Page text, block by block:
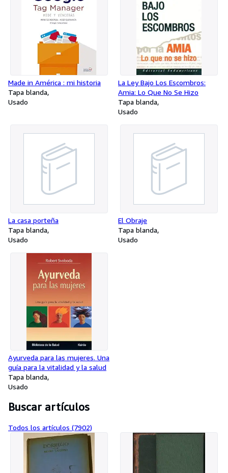
Made in América : mi historia
Tapa blanda
Usado
La Ley Bajo Los Escombros:
Amia: Lo Que No Se Hizo
Tapa blanda
Usado
La casa porteña
Tapa blanda
Usado
El Obraje
Tapa blanda
Usado
Ayurveda para las mujeres. Una
guía para la vitalidad y la salud
Tapa blanda
Usado
Buscar artículos
Todos los artículos (7902)